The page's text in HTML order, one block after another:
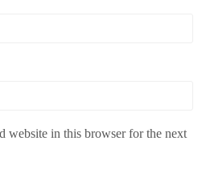
website in this browser for the next